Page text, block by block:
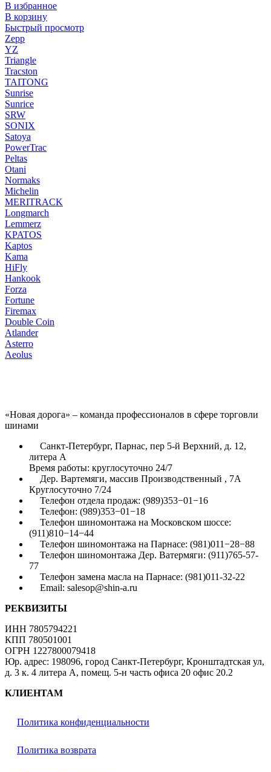
В избранное
В корзину
Быстрый просмотр
Zepp
YZ
Triangle
Tracston
TAITONG
Sunrise
Sunrice
SRW
SONIX
Satoya
PowerTrac
Peltas
Otani
Normaks
Michelin
MERITRACK
Longmarch
Lemmerz
KPATOS
Kaptos
Kama
HiFly
Hankook
Forza
Fortune
Firemax
Double Coin
Atlander
Asterro
Aeolus
«Новая дорога» – команда профессионалов в сфере торговли
шинами
Санкт-Петербург, Парнас, пер 5-й Верхний, д. 12,
литера А
Время работы: круглосуточно 24/7
Дер. Вартемяги, массив Производственный , 7А
Круглосуточно 7/24
Телефон отдела продаж: (989)353−01−16
Телефон: (989)353−01−18
Телефон шиномонтажа на Московском шоссе:
(911)810−14−44
Телефон шиномонтажа на Парнасе: (981)011−28−88
Телефон шиномонтажа Дер. Ватермяги: (911)765-57-
77
Телефон замена масла на Парнасе: (981)011-32-22
Email: salesop@shin-a.ru
РЕКВИЗИТЫ
ИНН 7805794221
КПП 780501001
ОГРН 1227800079418
Юр. адрес: 198096, город Санкт-Петербург, Кронштадтская ул,
д. 3 к. 4 литера А, помещ. 5-н часть офиса 20 офис 20.2
КЛИЕНТАМ
Политика конфиденциальности
Политика возврата